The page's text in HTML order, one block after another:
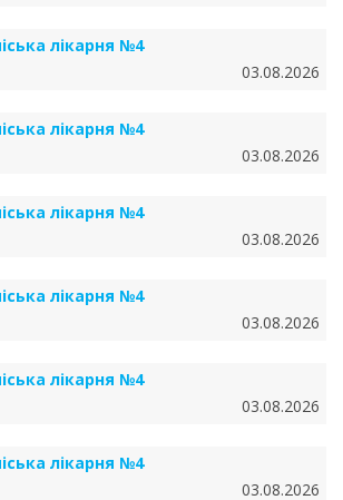
лікарня №4
03.08.2026
лікарня №4
03.08.2026
лікарня №4
03.08.2026
лікарня №4
03.08.2026
лікарня №4
03.08.2026
лікарня №4
03.08.2026